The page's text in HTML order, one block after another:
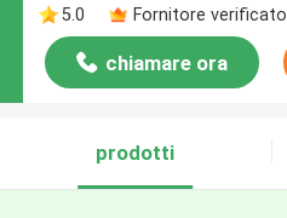
5.0
Fornitore verificato
chiamare ora
prodotti